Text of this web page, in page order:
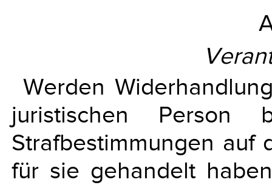
Werden
juristischen
Strafbestimmungen auf
für sie gehandelt